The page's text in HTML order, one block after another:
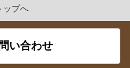
ップへ
い合わせ